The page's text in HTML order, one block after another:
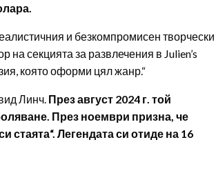
и безкомпромисен творчески
секцията за развлечения в Julien’s
която оформи цял жанр.“
Линч. През август 2024 г. той
През ноември призна, че
стаята“. Легендата си отиде на 16